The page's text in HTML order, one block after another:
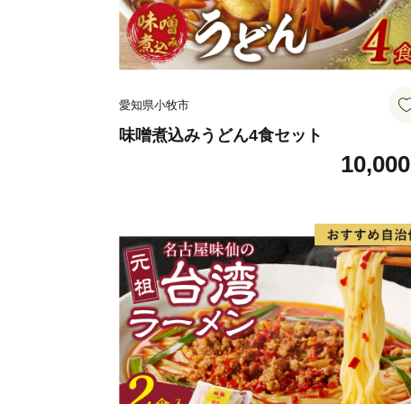
愛知県小牧市
味噌煮込みうどん4食セット
10,000